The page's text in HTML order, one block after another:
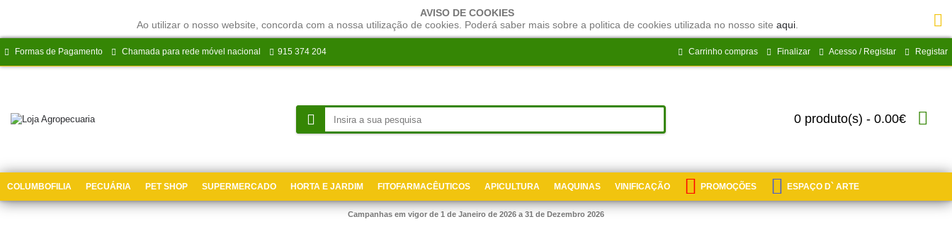
AVISO DE COOKIES
Ao utilizar o nosso website, concorda com a nossa utilização de cookies. Poderá saber mais sobre a politica de cookies utilizada no nosso site aqui.
Formas de Pagamento Chamada para rede móvel nacional 915 374 204 Carrinho compras Finalizar Acesso / Registar Registar
0 produto(s) - 0.00€
COLUMBOFILIA PECUÁRIA PET SHOP SUPERMERCADO HORTA E JARDIM FITOFARMACÊUTICOS APICULTURA MAQUINAS VINIFICAÇÃO PROMOÇÕES ESPAÇO D` ARTE
Campanhas em vigor de 1 de Janeiro de 2026 a 31 de Dezembro 2026